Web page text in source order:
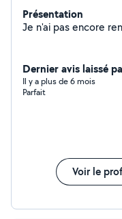
Présentation
Dernier avis laissé
Il y a plus de 6 mois
Parfait
Voir le